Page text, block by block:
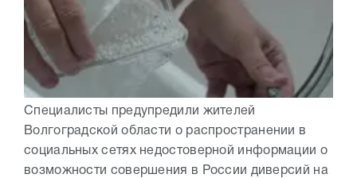
Специалисты предупредили жителей
Волгоградской области о распространении в
социальных сетях недостоверной информации о
возможности совершения в России диверсий на